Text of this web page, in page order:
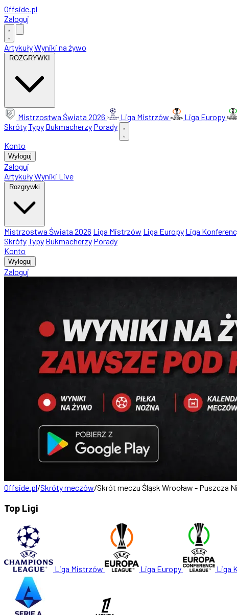
Offside.pl
Zaloguj
ArtykułyWyniki na żywo
ROZGRYWKI
Mistrzostwa Świata 2026 Liga Mistrzów Liga Europy
SkrótyTypy Bukmacherzy Porady
Konto
Wyloguj
Zaloguj
ArtykułyWyniki Live
Rozgrywki
Mistrzostwa Świata 2026 Liga Mistrzów Liga Europy Liga
SkrótyTypy Bukmacherzy Porady
Konto
Wyloguj
Zaloguj
Offside.pl/Skróty meczów/Skrót meczu Śląsk Wrocław - Puszcza
Top Ligi
Liga Mistrzów Liga Europy Liga